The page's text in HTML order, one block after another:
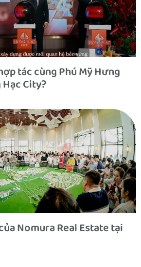
tác cùng Phú Mỹ Hưng
City?
Nomura Real Estate tại